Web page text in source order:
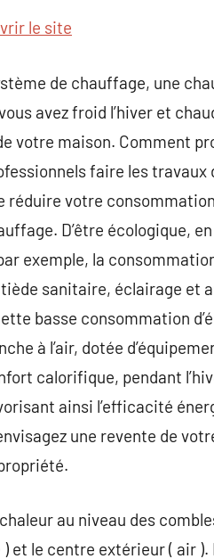
le site
de chauffage, une
avez froid l’hiver et
votre maison. Comment
faire les
réduire votre
D’être écologique,
exemple, la
sanitaire, éclairage et
basse consommation
à l’air, dotée
calorifique, pendant
ainsi l’efficacité
une revente de
au niveau des
et le centre extérieur ( air